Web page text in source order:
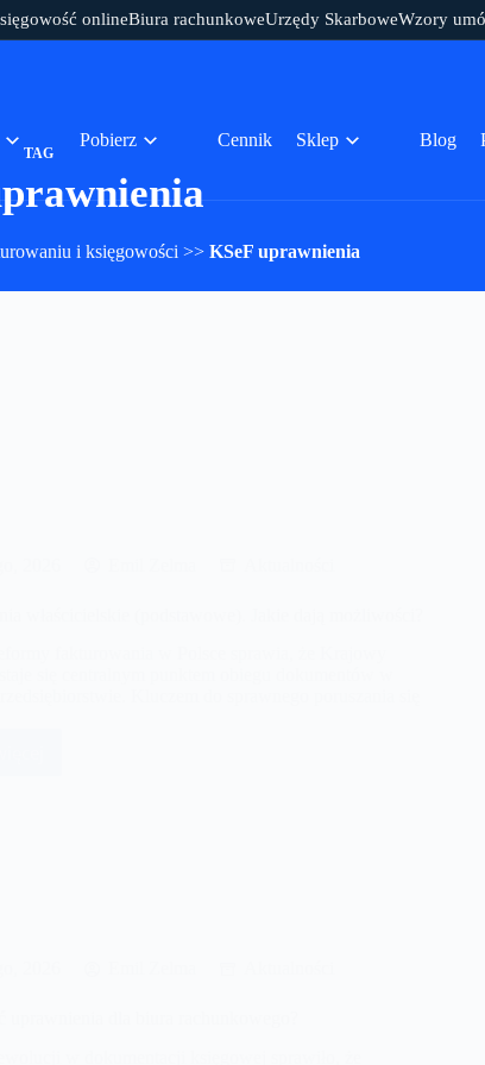
onlineBiura rachunkoweUrzędy SkarboweWzory
Pobierz Cennik Sklep Blog
TAG
i księgowości >> KSeF uprawnienia